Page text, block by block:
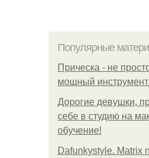
Популярные
Прическа - не
мощный
Дорогие девушки,
себе в студию на
обучение!
Dafunkystyle. Matrix